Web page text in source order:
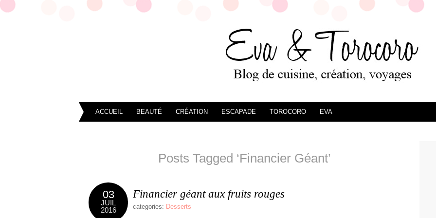
ACCUEIL BEAUTÉ CRÉATION ESCAPADE TOROCORO EVA
Posts Tagged ‘Financier Géant’
03
JUIL
2016
Financier géant aux fruits rouges
categories: Desserts